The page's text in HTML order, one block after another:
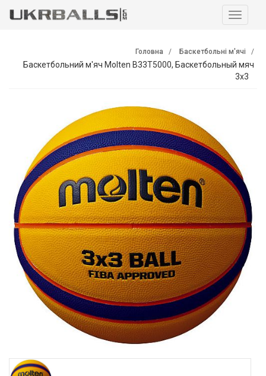
Головна Баскетбольні м'ячі
Баскетбольний м'яч Molten B33T5000, Баскетбольный мяч
3x3